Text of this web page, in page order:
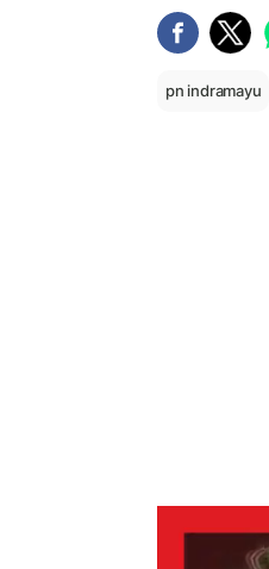
pn indramayu